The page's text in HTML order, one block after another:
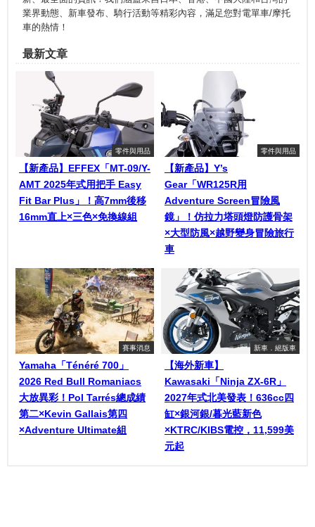
業界動態、新車發布、騎行活動等精彩內容，滿足您對電單車/摩托
車的熱情！
最新文章
零件與用品
【新產品】EFFEX「MT-09/Y-
AMT 2025年式用把手 Easy
Fit Bar Plus」！高7mm後移
16mm直上×三色×免換線組
零件與用品
【新產品】Y’s
Gear「WR125R用
Adventure Screen冒險風
鏡」！仿拉力塔頭燈防護骨架
×大型防風×越野變身冒險旅行
車
賽事消息
Yamaha「Ténéré 700」
2026 Red Bull Romaniacs
大放異彩！Pol Tarrés總成績
第二×Kevin Gallais第四
×Adventure Ultimate組
新車．絕版車
【海外新車】
Kawasaki「Ninja ZX-6R」
2027年式北美發表！636cc四
缸×銀河銀/暮光藍新色
×KTRC/KIBS電控，11,599美
元起